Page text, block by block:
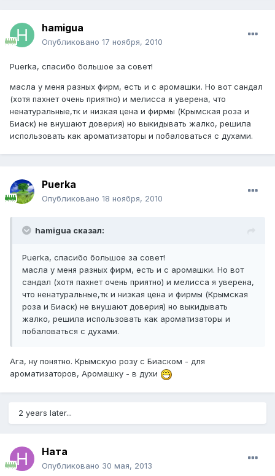
hamigua
Опубликовано 17 ноября, 2010
Puerka, спасибо большое за совет!
масла у меня разных фирм, есть и с аромашки. Но вот сандал
(хотя пахнет очень приятно) и мелисса я уверена, что
ненатуральные,тк и низкая цена и фирмы (Крымская роза и
Биаск) не внушают доверия) но выкидывать жалко, решила
использовать как ароматизаторы и побаловаться с духами.
Puerka
Опубликовано 18 ноября, 2010
hamigua сказал:
Puerka, спасибо большое за совет!
масла у меня разных фирм, есть и с аромашки. Но вот
сандал (хотя пахнет очень приятно) и мелисса я уверена,
что ненатуральные,тк и низкая цена и фирмы (Крымская
роза и Биаск) не внушают доверия) но выкидывать
жалко, решила использовать как ароматизаторы и
побаловаться с духами.
Ага, ну понятно. Крымскую розу с Биаском - для
ароматизаторов, Аромашку - в духи
2 years later...
Ната
Опубликовано 30 мая, 2013